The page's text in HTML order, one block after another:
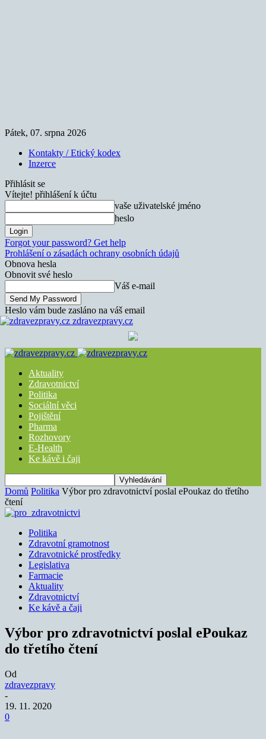
Pátek, 07. srpna 2026
Kontakty / Etický kodex
Inzerce
Přihlásit se
Vítejte! přihlášení k účtu
vaše uživatelské jméno
heslo
Forgot your password? Get help
Prohlášení o zásadách ochrany osobních údajů
Obnova hesla
Obnovit své heslo
Váš e-mail
Heslo vám bude zasláno na váš email
zdravezpravy.cz
Aktuality
Zdravotnictví
Politika
Sociální věci
Pojištění
Pharma
Rozhovory
E-Health
Ke kávě i čaji
Domů Politika Výbor pro zdravotnictví poslal ePoukaz do třetího
čtení
Politika
Zdravotní gramotnost
Zdravotnické prostředky
Legislativa
Farmacie
Aktuality
Zdravotnictví
Ke kávě a čaji
Výbor pro zdravotnictví poslal ePoukaz
do třetího čtení
Od
zdravezpravy
-
19. 11. 2020
0